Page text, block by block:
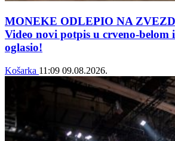
MONEKE ODLEPIO NA
Video novi potpis u crveno-belom
oglasio!
Košarka 11:09 09.08.2026.